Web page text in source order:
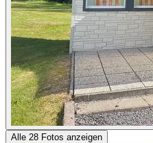
Alle 28 Fotos anzeigen